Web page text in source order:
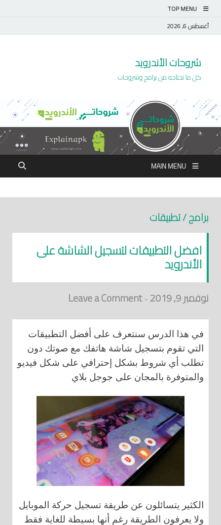
TOP MENU
أغسطس 6, 2026
شروحات الأندرويد
كل ما تحتاجه من برامج وشروحات
MAIN MENU
برامج / تطبيقات
افضل التطبيقات لتسجيل الشاشة على
الأندرويد
نوفمبر 9, 2019 -
Leave a Comment
في هذا الدرس سنتعرف على أفضل التطبيقات
التي تقوم بتسجيل شاشة هاتفك مع صوتك دون
تطلب أي شروط بشكل إحترافي على شكل فيديو
والمتوفرة بالمجان على جوجل بلاي
الكثير يتسائلون عن طريقة تسجيل حركة الموبايل
ولا يعرفون الطريقة رغم أنها بسيطة للغاية فقط